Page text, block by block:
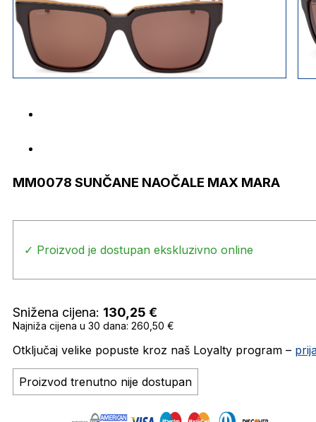
MM0078 SUNČANE NAOČALE MAX MARA
✓ Proizvod je dostupan ekskluzivno online
Snižena cijena: 130,25 €
Najniža cijena u 30 dana: 260,50 €
Otključaj velike popuste kroz naš Loyalty program –
Proizvod trenutno nije dostupan